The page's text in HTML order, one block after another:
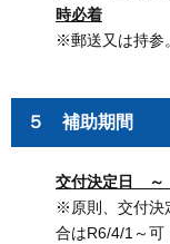
時必着
※郵送又は持参
５ 補助期間
交付決定日 ～
※原則、交付決
合はR6/4/1～可